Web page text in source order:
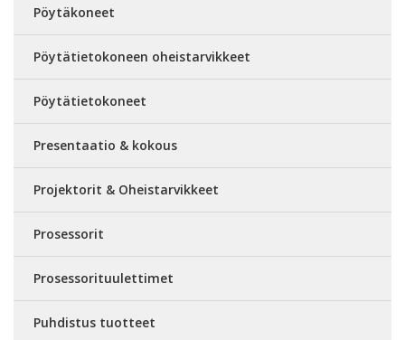
Pöytäkoneet
Pöytätietokoneen oheistarvikkeet
Pöytätietokoneet
Presentaatio & kokous
Projektorit & Oheistarvikkeet
Prosessorit
Prosessorituulettimet
Puhdistus tuotteet